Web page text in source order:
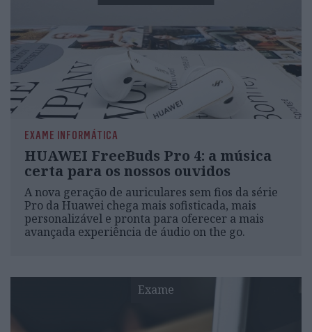
EXAME INFORMÁTICA
HUAWEI FreeBuds Pro 4: a música
certa para os nossos ouvidos
A nova geração de auriculares sem fios da série
Pro da Huawei chega mais sofisticada, mais
personalizável e pronta para oferecer a mais
avançada experiência de áudio on the go.
Exame